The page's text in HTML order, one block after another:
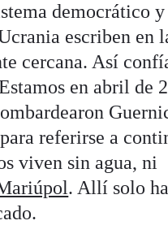
democrático
escriben en
cercana. Así
en abril de
referirse a
viven sin agua, ni
. Allí solo